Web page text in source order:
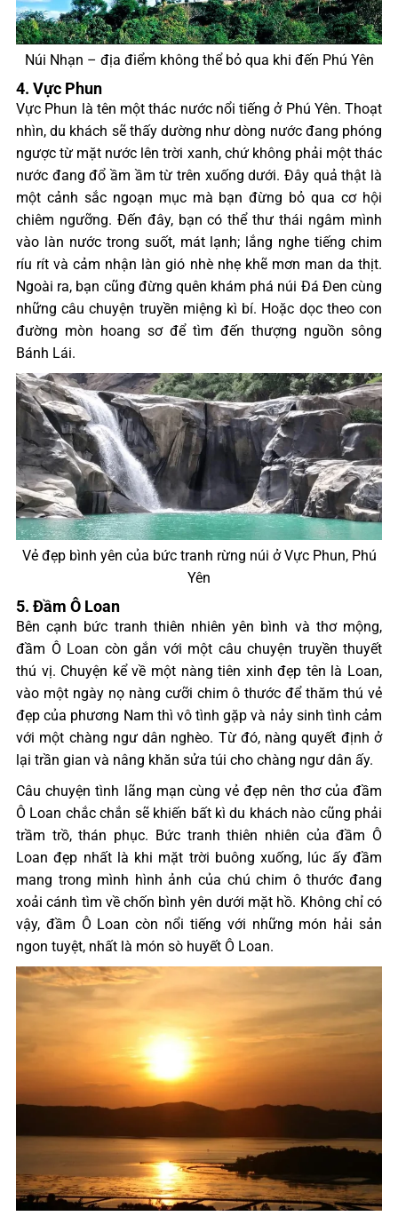
Núi Nhạn – địa điểm không thể bỏ qua khi đến Phú Yên
4. Vực Phun
Vực Phun là tên một thác nước nổi tiếng ở Phú Yên. Thoạt
nhìn, du khách sẽ thấy dường như dòng nước đang phóng
ngược từ mặt nước lên trời xanh, chứ không phải một thác
nước đang đổ ầm ầm từ trên xuống dưới. Đây quả thật là
một cảnh sắc ngoạn mục mà bạn đừng bỏ qua cơ hội
chiêm ngưỡng. Đến đây, bạn có thể thư thái ngâm mình
vào làn nước trong suốt, mát lạnh; lắng nghe tiếng chim
ríu rít và cảm nhận làn gió nhè nhẹ khẽ mơn man da thịt.
Ngoài ra, bạn cũng đừng quên khám phá núi Đá Đen cùng
những câu chuyện truyền miệng kì bí. Hoặc dọc theo con
đường mòn hoang sơ để tìm đến thượng nguồn sông
Bánh Lái.
Vẻ đẹp bình yên của bức tranh rừng núi ở Vực Phun, Phú
Yên
5. Đầm Ô Loan
Bên cạnh bức tranh thiên nhiên yên bình và thơ mộng,
đầm Ô Loan còn gắn với một câu chuyện truyền thuyết
thú vị. Chuyện kể về một nàng tiên xinh đẹp tên là Loan,
vào một ngày nọ nàng cưỡi chim ô thước để thăm thú vẻ
đẹp của phương Nam thì vô tình gặp và nảy sinh tình cảm
với một chàng ngư dân nghèo. Từ đó, nàng quyết định ở
lại trần gian và nâng khăn sửa túi cho chàng ngư dân ấy.
Câu chuyện tình lãng mạn cùng vẻ đẹp nên thơ của đầm
Ô Loan chắc chắn sẽ khiến bất kì du khách nào cũng phải
trầm trồ, thán phục. Bức tranh thiên nhiên của đầm Ô
Loan đẹp nhất là khi mặt trời buông xuống, lúc ấy đầm
mang trong mình hình ảnh của chú chim ô thước đang
xoải cánh tìm về chốn bình yên dưới mặt hồ. Không chỉ có
vậy, đầm Ô Loan còn nổi tiếng với những món hải sản
ngon tuyệt, nhất là món sò huyết Ô Loan.